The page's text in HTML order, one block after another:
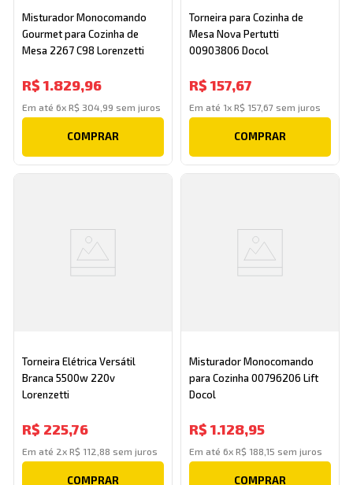
Misturador Monocomando
Gourmet para Cozinha de
Mesa 2267 C98 Lorenzetti
R$ 1.829,96
Em até6xR$ 304 99 sem juros
COMPRAR
Torneira para Cozinha de
Mesa Nova Pertutti
00903806 Docol
R$ 157,67
Em até 1x R$ 157,67 sem juros
COMPRAR
Torneira Elétrica Versátil
Branca 5500w 220v
Lorenzetti
R$ 225,76
Em até 2xR$ 112 88 sem juros
COMPRAR
Misturador Monocomando
para Cozinha 00796206 Lift
Docol
R$ 1.128,95
Em até 6x R$ 188 15 sem juros
COMPRAR